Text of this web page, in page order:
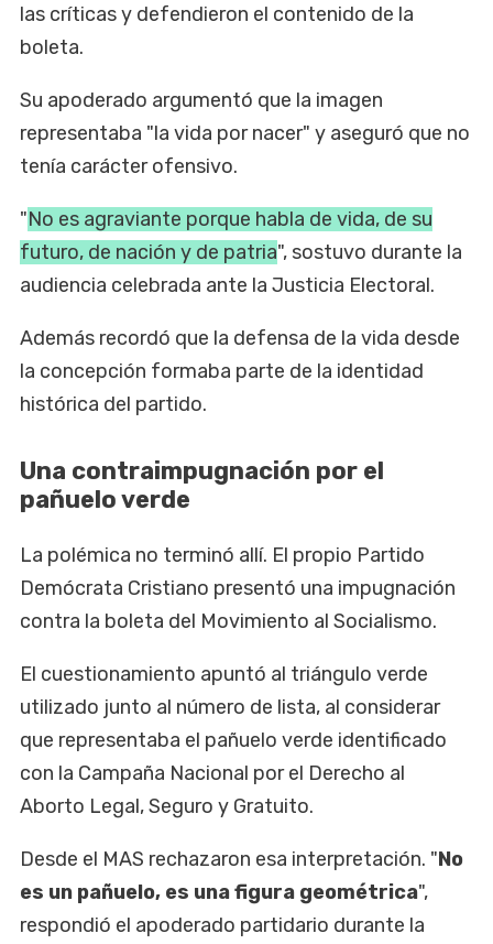
las críticas y defendieron el contenido de la
boleta.
Su apoderado argumentó que la imagen
representaba "la vida por nacer" y aseguró que no
tenía carácter ofensivo.
"No es agraviante porque habla de vida, de su
futuro, de nación y de patria", sostuvo durante la
audiencia celebrada ante la Justicia Electoral.
Además recordó que la defensa de la vida desde
la concepción formaba parte de la identidad
histórica del partido.
Una contraimpugnación por el
pañuelo verde
La polémica no terminó allí. El propio Partido
Demócrata Cristiano presentó una impugnación
contra la boleta del Movimiento al Socialismo.
El cuestionamiento apuntó al triángulo verde
utilizado junto al número de lista, al considerar
que representaba el pañuelo verde identificado
con la Campaña Nacional por el Derecho al
Aborto Legal, Seguro y Gratuito.
Desde el MAS rechazaron esa interpretación. "No
es un pañuelo, es una figura geométrica",
respondió el apoderado partidario durante la